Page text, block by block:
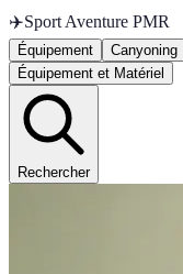
✈️Sport Aventure PMR
Équipement Canyoning
Équipement et Matériel
Rechercher